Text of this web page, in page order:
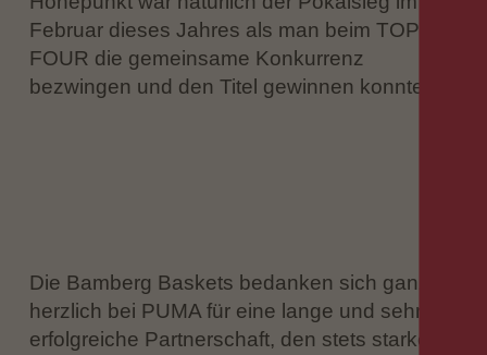
Februar dieses Jahres als man beim TOP
FOUR die gemeinsame Konkurrenz
bezwingen und den Titel gewinnen konnte.
Die Bamberg Baskets bedanken sich ganz
herzlich bei PUMA für eine lange und sehr
erfolgreiche Partnerschaft, den stets starken